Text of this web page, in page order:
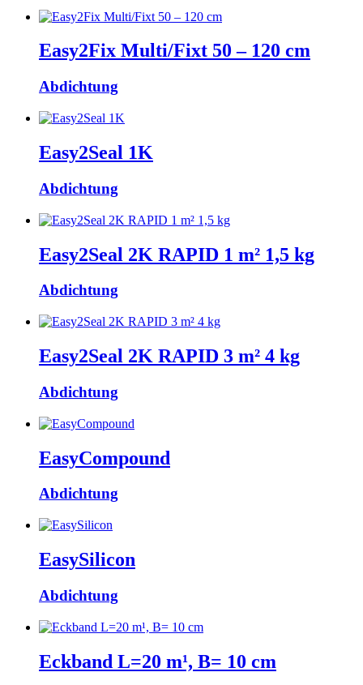
Easy2Fix Multi/Fixt 50 – 120 cm
Abdichtung
Easy2Seal 1K
Abdichtung
Easy2Seal 2K RAPID 1 m² 1,5 kg
Abdichtung
Easy2Seal 2K RAPID 3 m² 4 kg
Abdichtung
EasyCompound
Abdichtung
EasySilicon
Abdichtung
Eckband L=20 m¹, B= 10 cm